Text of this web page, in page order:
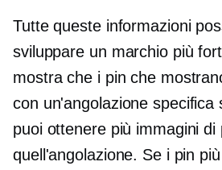
Tutte queste informazioni
sviluppare un marchio più
mostra che i pin che
con un'angolazione specifica
puoi ottenere più immagini di
quell'angolazione. Se i pin